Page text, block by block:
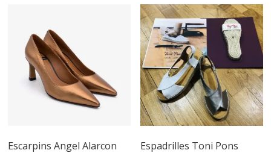
Escarpins Angel Alarcon Espadrilles Toni Pons